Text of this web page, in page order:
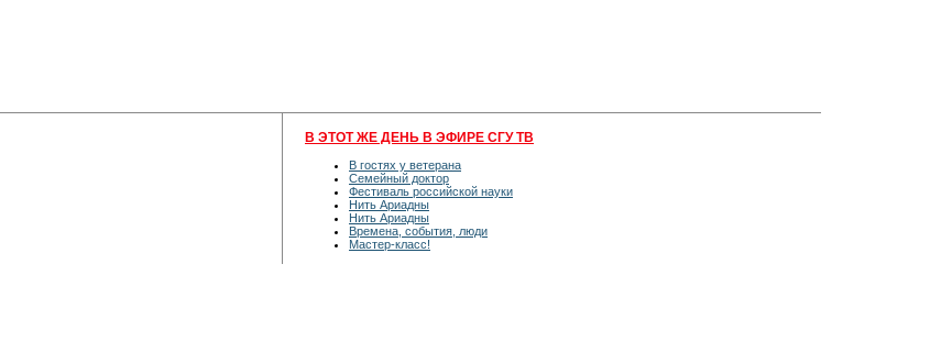
В ЭТОТ ЖЕ ДЕНЬ В ЭФИРЕ СГУ ТВ
В гостях у ветерана
Семейный доктор
Фестиваль российской науки
Нить Ариадны
Нить Ариадны
Времена, события, люди
Мастер-класс!